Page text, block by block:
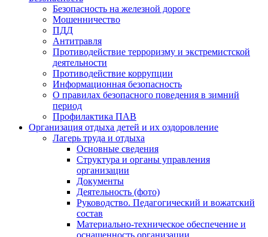
Безопасность на железной дороге
Мошенничество
ПДД
Антитравля
Противодействие терроризму и экстремистской
деятельности
Противодействие коррупции
Информационная безопасность
О правилах безопасного поведения в зимний
период
Профилактика ПАВ
Организация отдыха детей и их оздоровление
Лагерь труда и отдыха
Основные сведения
Структура и органы управления
организации
Документы
Деятельность (фото)
Руководство. Педагогический и вожатский
состав
Материально-техническое обеспечение и